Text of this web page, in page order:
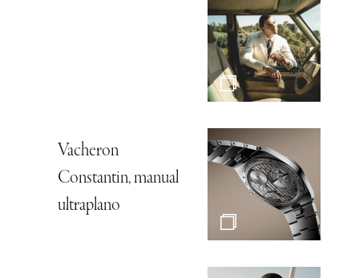
Vacheron
Constantin, manual
ultraplano